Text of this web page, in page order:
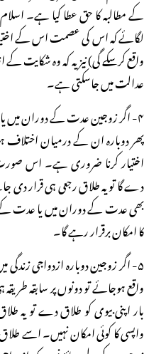
کے مطالبہ کا حق عطا کیا ہے۔
لگائے کہ اس کی عصمت اس کے
واقع کرسکے گی) نیز یہ کہ وہ
عدالت میں جاسکتی ہے۔
۴- اگر زوجین عدت کے دوران میں
پھر دوبارہ ان کے درمیان
اختیار کرنا ضروری ہے۔ اس صورت
دے گا تو یہ طلاق رجعی ہی قرار
بھی عدت کے دوران میں یا عدت
کا امکان برقرار رہے گا۔
۵- اگر زوجین دوبارہ ازدواجی
واقع ہوجائے تو دونوں پر سابقہ
بار اپنی بیوی کو طلاق دے تو یہ
واپسی کا کوئی امکان نہیں۔ اسے